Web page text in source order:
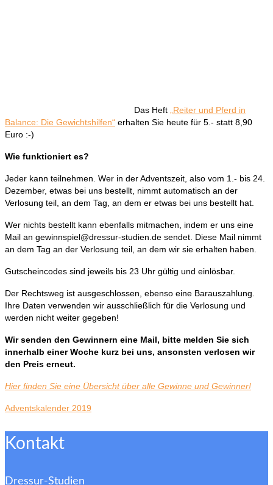
Das Heft
„Reiter und Pferd in
Balance: Die Gewichtshilfen“ erhalten Sie heute für 5.- statt 8,90
Euro :-)
Wie funktioniert es?
Jeder kann teilnehmen. Wer in der Adventszeit, also vom 1.- bis 24.
Dezember, etwas bei uns bestellt, nimmt automatisch an der
Verlosung teil, an dem Tag, an dem er etwas bei uns bestellt hat.
Wer nichts bestellt kann ebenfalls mitmachen, indem er uns eine
Mail an gewinnspiel@dressur-studien.de sendet. Diese Mail nimmt
an dem Tag an der Verlosung teil, an dem wir sie erhalten haben.
Gutscheincodes sind jeweils bis 23 Uhr gültig und einlösbar.
Der Rechtsweg ist ausgeschlossen, ebenso eine Barauszahlung.
Ihre Daten verwenden wir ausschließlich für die Verlosung und
werden nicht weiter gegeben!
Wir senden den Gewinnern eine Mail, bitte melden Sie sich
innerhalb einer Woche kurz bei uns, ansonsten verlosen wir
den Preis erneut.
Hier finden Sie eine Übersicht über alle Gewinne und Gewinner!
Adventskalender 2019
Kontakt
Dressur-Studien